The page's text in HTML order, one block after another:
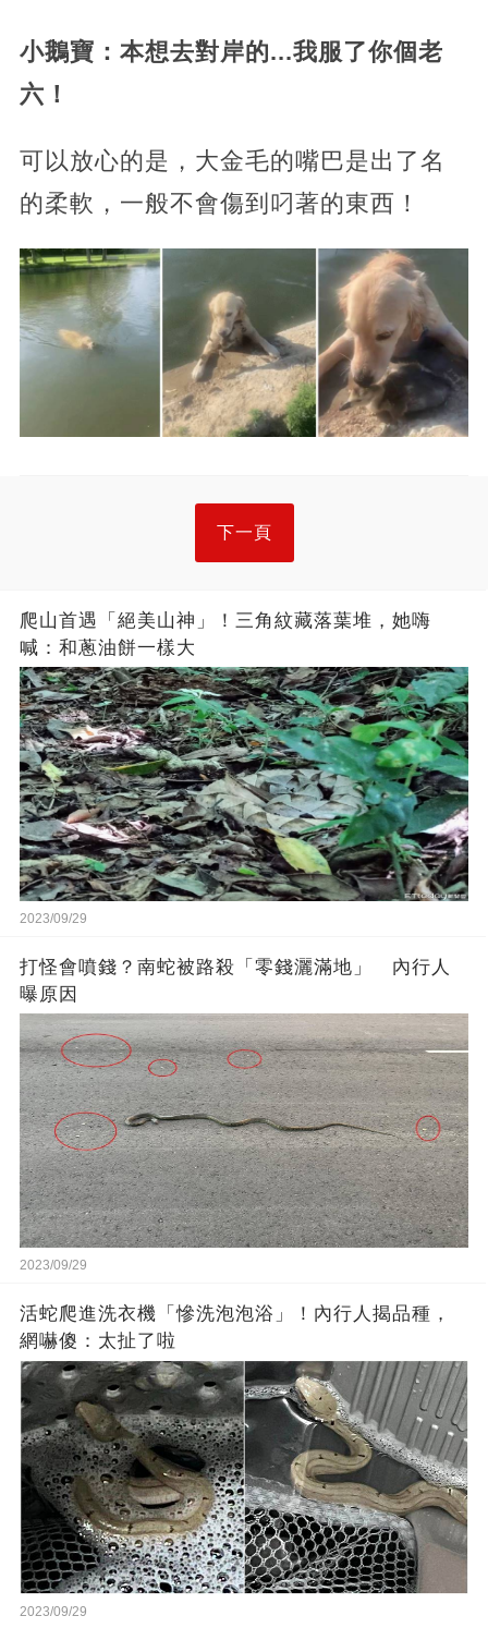
小鵝寶：本想去對岸的...我服了你個老
六！
可以放心的是，大金毛的嘴巴是出了名
的柔軟，一般不會傷到叼著的東西！
下一頁
爬山首遇「絕美山神」！三角紋藏落葉堆，她嗨
喊：和蔥油餅一樣大
2023/09/29
打怪會噴錢？南蛇被路殺「零錢灑滿地」 內行人
曝原因
2023/09/29
活蛇爬進洗衣機「慘洗泡泡浴」！內行人揭品種，
網嚇傻：太扯了啦
2023/09/29